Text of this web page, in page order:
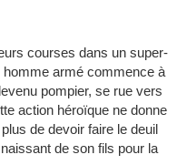
courses dans un super­
homme armé com­mence à
pom­pier, se rue vers
action héroïque ne donne
de devoir faire le deuil
de son fils pour la